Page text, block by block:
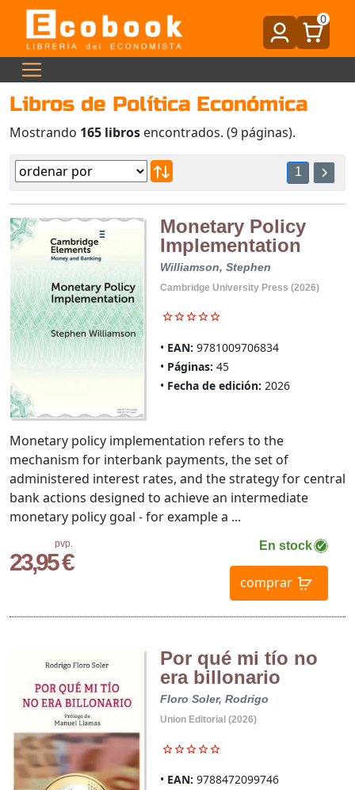
0
Libros de Política Económica
Mostrando 165 libros encontrados. (9 páginas).
1
Monetary Policy
Implementation
Williamson, Stephen
Cambridge University Press (2026)
EAN: 9781009706834
Páginas: 45
Fecha de edición: 2026
pvp.
23,95 €
En stock
comprar
Monetary policy implementation refers to the
mechanism for interbank payments, the set of
administered interest rates, and the strategy for central
bank actions designed to achieve an intermediate
monetary policy goal - for example a ...
Por qué mi tío no
era billonario
Floro Soler, Rodrigo
Union Editorial (2026)
EAN: 9788472099746